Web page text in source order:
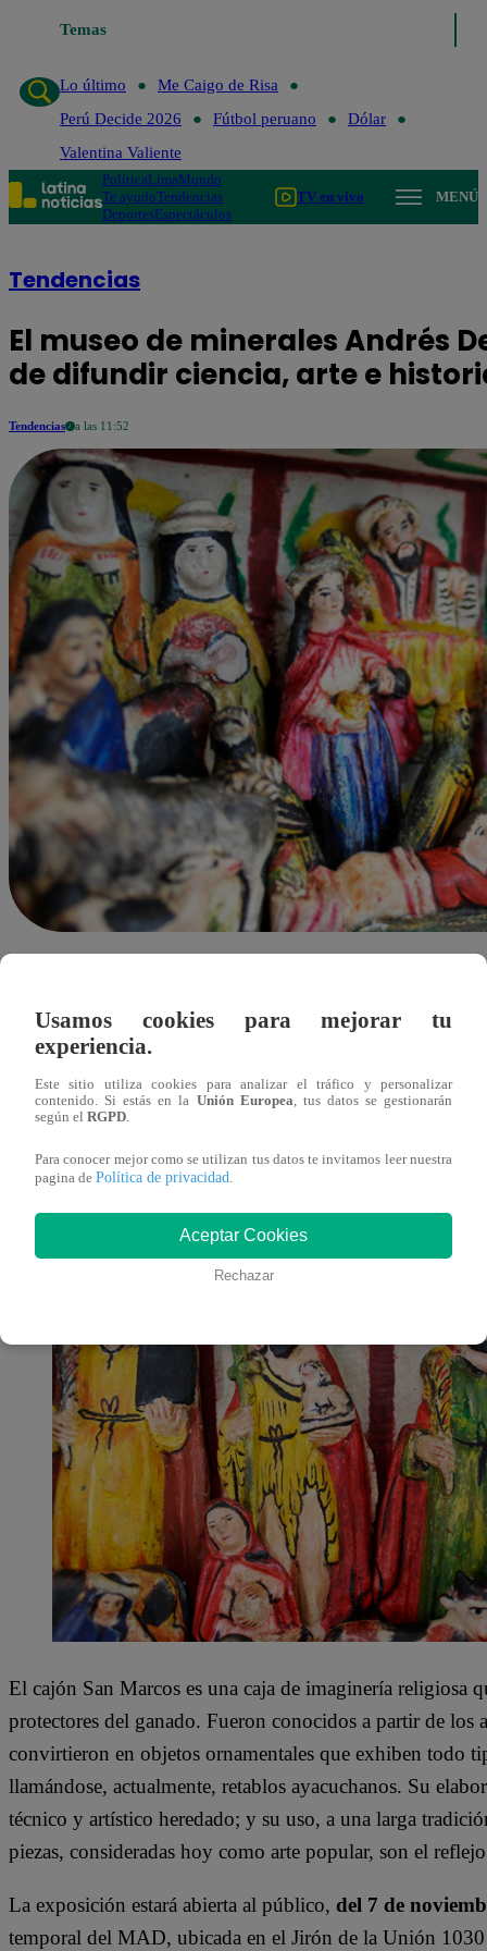
Temas
Lo último
Lo último
Me Caigo de Risa
Perú Decide 2026
Fútbol peruano
Dólar
Valentina Valiente
PolíticaLimaMundo
Te ayudoTendencias
DeportesEspectáculos
TV en vivo MENÚ
Tendencias
El museo de minerales Andrés
de difundir ciencia, arte e
Tendencias a las 11:52
En el marco de su aniversario, el
San Marcos: arte, tradición y religión“, durante los
vendrá acompañado de una agenda cultural que
grandes artistas populares, como: El reconocido
El cajón San Marcos es una caja de imaginería religiosa
protectores del ganado. Fueron conocidos a partir de los
convirtieron en objetos ornamentales que exhiben todo
llamándose, actualmente, retablos ayacuchanos. Su
técnico y artístico heredado; y su uso, a una larga
piezas, consideradas hoy como arte popular, son el
La exposición estará abierta al público, del 7 de
temporal del MAD, ubicada en el Jirón de la Unión
Usamos cookies para mejorar tu
experiencia.
Este sitio utiliza cookies para analizar el tráfico y personalizar
contenido. Si estás en la Unión Europea, tus datos se gestionarán
según el RGPD.
Para conocer mejor como se utilizan tus datos te invitamos leer nuestra
pagina de Política de privacidad.
Aceptar Cookies
Rechazar